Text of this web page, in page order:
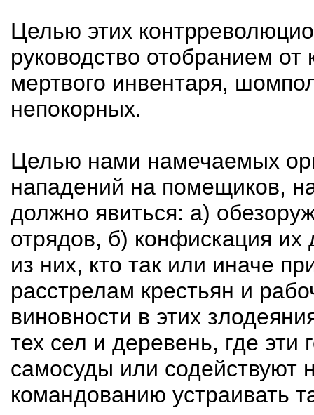
Целью этих
руководство отобранием от
мертвого инвентаря,
непокорных.
Целью нами намечаемых
нападений на помещиков,
должно явиться: а)
отрядов, б) конфискация их
из них, кто так или иначе
расстрелам крестьян и
виновности в этих
тех сел и деревень, где эти
самосуды или содействуют
командованию устраивать